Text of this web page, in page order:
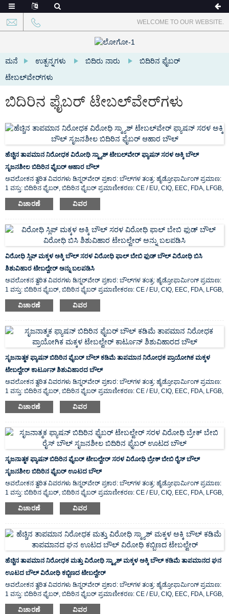
WELCOME TO OUR WEBSITE.
ಮನೆ ಉತ್ಪನ್ನಗಳು ಬಿದಿರು ನಾರು
ಬಿದಿರಿನ ಫೈಬರ್
ಟೇಬಲ್‌ವೇರ್‌ಗಳು
ಬಿದಿರಿನ ಫೈಬರ್ ಟೇಬಲ್‌ವೇರ್‌ಗಳು
ಹೆಚ್ಚಿನ ತಾಪಮಾನ ನಿರೋಧಕ ವಿರೋಧಿ ಸ್ಮ್ಯಾಶ್ ಟೇಬಲ್‌ವೇರ್ ಫ್ಯಾಷನ್ ಸರಳ ಅಕ್ಕಿ ಬೌಲ್
ಸೃಜನಶೀಲ ಬಿದಿರಿನ ಫೈಬರ್ ಆಹಾರ ಬೌಲ್
ಅವಲೋಕನ ತ್ವರಿತ ವಿವರಗಳು ಡಿನ್ನರ್‌ವೇರ್ ಪ್ರಕಾರ: ಬೌಲ್‌ಗಳ ತಂತ್ರ: ಹೈಡ್ರೋಫಾರ್ಮಿಂಗ್ ಪ್ರಮಾಣ:
1 ವಸ್ತು: ಬಿದಿರಿನ ಫೈಬರ್, ಬಿದಿರಿನ ಫೈಬರ್ ಪ್ರಮಾಣೀಕರಣ: CE / EU, CIQ, EEC, FDA, LFGB,
SGS ವೈಶಿಷ್ಟ್ಯ: ಪರಿಸರ ಸ್ನೇಹಿ, ಮೂಲ ಸ್ಥಳ: ...
ವಿಚಾರಣೆ ವಿವರ
ವಿರೋಧಿ ಸ್ಲಿಪ್ ಮಕ್ಕಳ ಅಕ್ಕಿ ಬೌಲ್ ಸರಳ ವಿರೋಧಿ ಫಾಲ್ ಬೇಬಿ ಫುಡ್ ಬೌಲ್ ವಿರೋಧಿ ಬಿಸಿ
ಶಿಶುವಿಹಾರ ಟೇಬಲ್ವೇರ್ ಅನ್ನು ಬಲಪಡಿಸಿ
ಅವಲೋಕನ ತ್ವರಿತ ವಿವರಗಳು ಡಿನ್ನರ್‌ವೇರ್ ಪ್ರಕಾರ: ಬೌಲ್‌ಗಳ ತಂತ್ರ: ಹೈಡ್ರೋಫಾರ್ಮಿಂಗ್ ಪ್ರಮಾಣ:
1 ವಸ್ತು: ಬಿದಿರಿನ ಫೈಬರ್, ಬಿದಿರಿನ ಫೈಬರ್ ಪ್ರಮಾಣೀಕರಣ: CE / EU, CIQ, EEC, FDA, LFGB,
SGS ವೈಶಿಷ್ಟ್ಯ: ಪರಿಸರ ಸ್ನೇಹಿ, ಮೂಲ ಸ್ಥಳ: ...
ವಿಚಾರಣೆ ವಿವರ
ಸೃಜನಾತ್ಮಕ ಫ್ಯಾಷನ್ ಬಿದಿರಿನ ಫೈಬರ್ ಬೌಲ್ ಕಡಿಮೆ ತಾಪಮಾನ ನಿರೋಧಕ ಪ್ರಾಯೋಗಿಕ ಮಕ್ಕಳ
ಟೇಬಲ್ವೇರ್ ಕಾರ್ಟೂನ್ ಶಿಶುವಿಹಾರದ ಬೌಲ್
ಅವಲೋಕನ ತ್ವರಿತ ವಿವರಗಳು ಡಿನ್ನರ್‌ವೇರ್ ಪ್ರಕಾರ: ಬೌಲ್‌ಗಳ ತಂತ್ರ: ಹೈಡ್ರೋಫಾರ್ಮಿಂಗ್ ಪ್ರಮಾಣ:
1 ವಸ್ತು: ಬಿದಿರಿನ ಫೈಬರ್, ಬಿದಿರಿನ ಫೈಬರ್ ಪ್ರಮಾಣೀಕರಣ: CE / EU, CIQ, EEC, FDA, LFGB,
SGS ವೈಶಿಷ್ಟ್ಯ: ಪರಿಸರ ಸ್ನೇಹಿ, ಮೂಲ ಸ್ಥಳ: ...
ವಿಚಾರಣೆ ವಿವರ
ಸೃಜನಾತ್ಮಕ ಫ್ಯಾಷನ್ ಬಿದಿರಿನ ಫೈಬರ್ ಟೇಬಲ್ವೇರ್ ಸರಳ ವಿರೋಧಿ ಬ್ರೇಕ್ ಬೇಬಿ ರೈಸ್ ಬೌಲ್
ಸೃಜನಶೀಲ ಬಿದಿರಿನ ಫೈಬರ್ ಊಟದ ಬೌಲ್
ಅವಲೋಕನ ತ್ವರಿತ ವಿವರಗಳು ಡಿನ್ನರ್‌ವೇರ್ ಪ್ರಕಾರ: ಬೌಲ್‌ಗಳ ತಂತ್ರ: ಹೈಡ್ರೋಫಾರ್ಮಿಂಗ್ ಪ್ರಮಾಣ:
1 ವಸ್ತು: ಬಿದಿರಿನ ಫೈಬರ್, ಬಿದಿರಿನ ಫೈಬರ್ ಪ್ರಮಾಣೀಕರಣ: CE / EU, CIQ, EEC, FDA, LFGB,
SGS ವೈಶಿಷ್ಟ್ಯ: ಪರಿಸರ ಸ್ನೇಹಿ, ಮೂಲ ಸ್ಥಳ: ...
ವಿಚಾರಣೆ ವಿವರ
ಹೆಚ್ಚಿನ ತಾಪಮಾನ ನಿರೋಧಕ ಮತ್ತು ವಿರೋಧಿ ಸ್ಮ್ಯಾಶ್ ಮಕ್ಕಳ ಅಕ್ಕಿ ಬೌಲ್ ಕಡಿಮೆ ತಾಪಮಾನದ ಘನ
ಊಟದ ಬೌಲ್ ವಿರೋಧಿ ಕಬ್ಬಿಣದ ಟೇಬಲ್ವೇರ್
ಅವಲೋಕನ ತ್ವರಿತ ವಿವರಗಳು ಡಿನ್ನರ್‌ವೇರ್ ಪ್ರಕಾರ: ಬೌಲ್‌ಗಳ ತಂತ್ರ: ಹೈಡ್ರೋಫಾರ್ಮಿಂಗ್ ಪ್ರಮಾಣ:
1 ವಸ್ತು: ಬಿದಿರಿನ ಫೈಬರ್, ಬಿದಿರಿನ ಫೈಬರ್ ಪ್ರಮಾಣೀಕರಣ: CE / EU, CIQ, EEC, FDA, LFGB,
SGS ವೈಶಿಷ್ಟ್ಯ: ಪರಿಸರ ಸ್ನೇಹಿ, ಮೂಲ ಸ್ಥಳ: ...
ವಿಚಾರಣೆ ವಿವರ